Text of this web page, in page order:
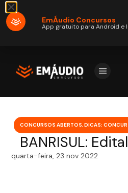
CONCURSOS ABERTOS,DICAS:
BANRISUL:
quarta-feira, 23 nov 2022
EmÁudio Concursos
App gratuito para Android e